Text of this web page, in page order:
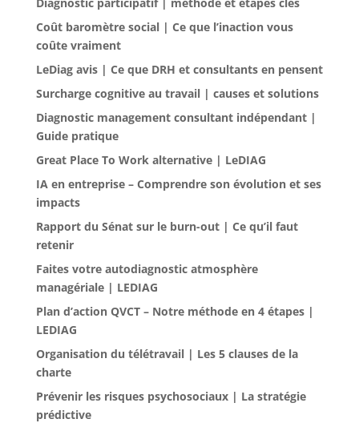
Coût baromètre social | Ce que l’inaction vous
coûte vraiment
LeDiag avis | Ce que DRH et consultants en pensent
Surcharge cognitive au travail | causes et solutions
Diagnostic management consultant indépendant |
Guide pratique
Great Place To Work alternative | LeDIAG
IA en entreprise – Comprendre son évolution et ses
impacts
Rapport du Sénat sur le burn-out | Ce qu’il faut
retenir
Faites votre autodiagnostic atmosphère
managériale | LEDIAG
Plan d’action QVCT – Notre méthode en 4 étapes |
LEDIAG
Organisation du télétravail | Les 5 clauses de la
charte
Prévenir les risques psychosociaux | La stratégie
prédictive